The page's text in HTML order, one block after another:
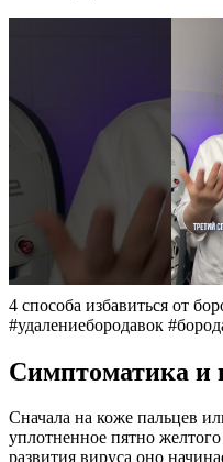
4 способа избавиться от
#удалениебородавок
Симптоматика и
Сначала на коже пальцев
уплотненное пятно
развития вируса оно